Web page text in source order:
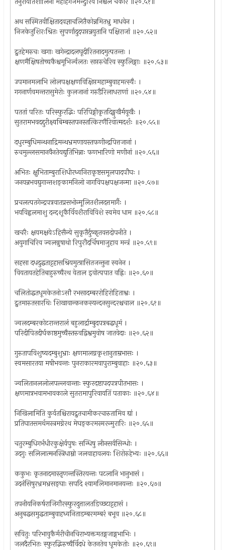
अथ सस्मितवीक्षितादवज्ञाचलितैकोन्नमितभ्रु माधवेन ।
निजकेतुशिरःश्रितः सुपर्णादुदपप्तन्नयुतानि पक्षिराजां ॥२०.५२॥
द्रुतहेमरुचः खगाः खगेन्द्रादलघूदीरितनादमुत्पतन्तः ।
क्षणमैक्षिषतोच्चकैश्चमूभिर्ज्वलतः सप्तरुचेरिव स्फुलिङ्गाः ॥२०.५३॥
उपमानमलाभि लोलपक्षक्षणविक्षिप्तमहाम्बुवाहमत्स्यैः ।
गगनार्णवमन्तरासुमेरोः कुलजानां गरुडैरिलाधराणां ॥२०.५४॥
पततां परितः परिस्फुरद्भिः परिपिङ्गीकृतदिङ्मुखैर्मयूखैः ।
सुतरामभवदद्दुरीक्ष्यबिम्बस्तपनस्तत्किरणैरिवात्मदर्शः ॥२०.५५॥
दधुरम्बुधिमन्थनाद्रिमन्थभ्रमणायस्तफणीन्द्रपित्तजानां ।
रुचमुल्लसमानवैनतेयद्युतिभिन्नाः फणभारिणो मणीनां ॥२०.५६॥
अभितः क्षुभिताम्बुराशिधीरध्वनिराकृष्टसमूलपादपौघः ।
जनयन्नभवद्युगान्तशङ्कामनिलो नागविपक्षपक्षजन्मा ॥२०.५७॥
प्रचलत्पतगेन्द्रपत्रवातप्रसभोन्मूलितशैलदत्तमार्गैः ।
भयविह्वलमाशु दन्दशूकैर्विवशैराविविशे स्वमेव धाम ॥२०.५८॥
खचरैः क्षयमक्षयेऽहिसैन्ये सुकृतैर्दुष्कृतवत्तदोपनीते ।
अयुगाचिरिव ज्वलन्रुषाथो रिपुरौदर्चिषमाजुहाव मन्त्रं ॥२०.५९॥
सहसा दधदुद्धताट्टहासश्रियमुत्त्रासितजन्तुना स्वनेन ।
वियतायतहेतिबाहुरुच्चैरथ वेताल इवोत्पपात वह्निः ॥२०.६०॥
चलितोद्धतधूमकेतनोऽसौ रभसादम्बररोहिरोहिताश्वः ।
द्रुतमारुतसारथिः शिखावान्कनकस्यन्दनसुन्दरश्चचाल ॥२०.६१॥
ज्वलदम्बरकोटरान्तरालं बहुलार्द्राम्बुदपत्रबद्धधूमं ।
परिदीपितदीर्घकाष्ठमुच्चैस्तरुवद्विश्वमुवोष जातवेदाः ॥२०.६२॥
गुरुतापविशुष्यदम्बुशुभ्राः क्षणमालग्नकृशानुताम्रभासः ।
स्वमसारतया मषीभवन्तः पुनराकारमवापुराम्बुवाहाः ॥२०.६३॥
ज्वलितानललोलपल्लवान्ताः स्फुरदष्टापदपत्रपीतभासः ।
क्षणमात्रभवामभावकाले सुतरामापुरिवायतिं पताकाः ॥२०.६४॥
निखिलामिति कुर्वतश्चिरायद्रुतचामीकरचारुतामिव द्यां ।
प्रतिघातसमर्थमस्त्रमग्नेरथ मेघङ्करमस्मरन्मुरारिः ॥२०.६५॥
चतुरम्बुधिगर्भधीरकुक्षेर्वपुषः सन्धिषु लीनसर्वसिन्धोः ।
उदगुः सलिलात्मनस्त्रिधाम्नो जलवाहावलयः शिरोरुहेभ्यः ॥२०.६६॥
ककुभः कृतनादमास्तृणन्तस्तिरयन्तः पटलानि भानुभासं ।
उदनंसिषुरभ्रमभ्रसङ्घाः सपदि श्यामलिमानमानयन्तः ॥२०.६७॥
तपनीयनिकर्षराजिगौरस्फुरदुत्तालतडिच्छटाट्टहासं ।
अनुबद्धसमुद्धताम्बुवाहध्वनिताडम्बरमम्बरं बभूव ॥२०.६८॥
सवितुः परिभावुकैर्मरीचीनचिराभ्यक्तमतङ्गजाङ्गभाभिः ।
जलदैरभितः स्फुरद्भिरुच्चैर्विदधे केतनतेव धूमकेतोः ॥२०.६९॥